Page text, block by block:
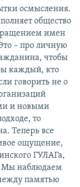
осмысления.
общество
имен
– про личную
чтобы
каждый, кто
говорить не о
и новыми
то
Теперь все
ощущение,
ГУЛАГа,
Мы наблюдаем
памятью